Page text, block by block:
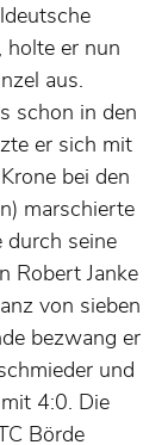
holte er nun
aus.
schon in den
er sich mit
bei den
marschierte
durch seine
Robert Janke
von sieben
bezwang er
und
4:0. Die
Börde